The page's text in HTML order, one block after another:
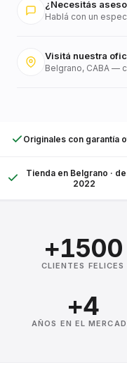
¿Necesitás
Hablá con un
Visitá nuestra
Belgrano, CABA —
Originales con garantía
Tienda en Belgrano ·
2022
+1500
CLIENTES FELICES
+4
AÑOS EN EL